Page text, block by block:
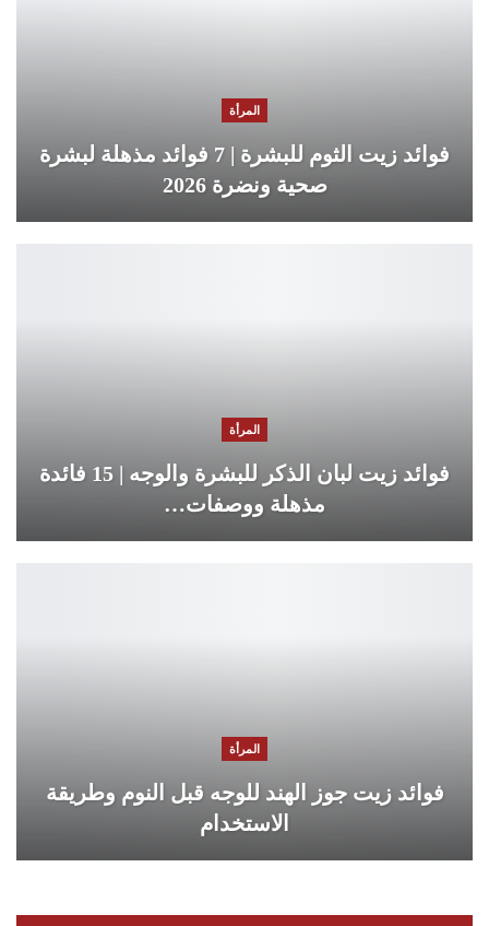
المرأة
فوائد زيت الثوم للبشرة | 7 فوائد مذهلة لبشرة
صحية ونضرة 2026
المرأة
فوائد زيت لبان الذكر للبشرة والوجه | 15 فائدة
مذهلة ووصفات…
المرأة
فوائد زيت جوز الهند للوجه قبل النوم وطريقة
الاستخدام